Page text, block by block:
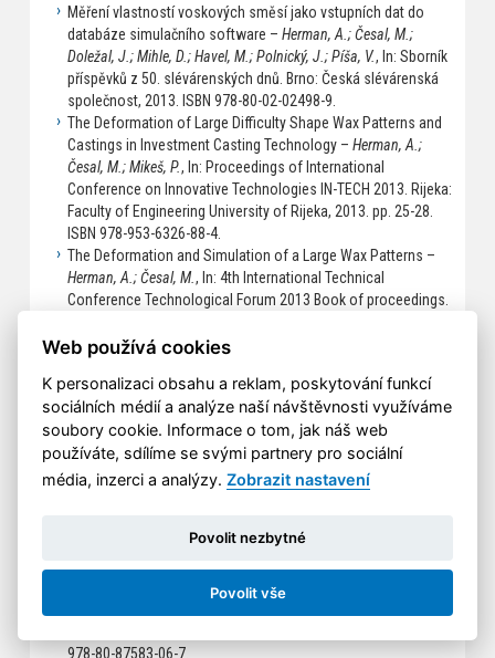
Měření vlastností voskových směsí jako vstupních dat do
databáze simulačního software – Herman, A.; Česal, M.;
Doležal, J.; Mihle, D.; Havel, M.; Polnický, J.; Píša, V., In: Sborník
příspěvků z 50. slévárenských dnů. Brno: Česká slévárenská
společnost, 2013. ISBN 978-80-02-02498-9.
The Deformation of Large Difficulty Shape Wax Patterns and
Castings in Investment Casting Technology – Herman, A.;
Česal, M.; Mikeš, P., In: Proceedings of International
Conference on Innovative Technologies IN-TECH 2013. Rijeka:
Faculty of Engineering University of Rijeka, 2013. pp. 25-28.
ISBN 978-953-6326-88-4.
The Deformation and Simulation of a Large Wax Patterns –
Herman, A.; Česal, M., In: 4th International Technical
Conference Technological Forum 2013 Book of proceedings.
87583-06-7.
Segment of the Gas Turbine –Mikeš, P.; Herman, A., In: 4th
International Technical Conference Technological Forum
2013 Book of proceedings. Jaroměř: Tisk AS, s.r.o., 2013. pp.
102-106. ISBN 978-80-87583-06-7.
Dependence of HPDC Parts Hardness of Selected Aluminium
Technological Forum 2013. Jaroměř: Kudláček Jan, Ing., 2013,
The Technology of Production the Welding Mirror Castings –
978-80-87583-06-7.
Web používá cookies
K personalizaci obsahu a reklam, poskytování funkcí
sociálních médií a analýze naší návštěvnosti využíváme
soubory cookie. Informace o tom, jak náš web
používáte, sdílíme se svými partnery pro sociální
média, inzerci a analýzy.Zobrazit nastavení
Povolit nezbytné
Povolit vše